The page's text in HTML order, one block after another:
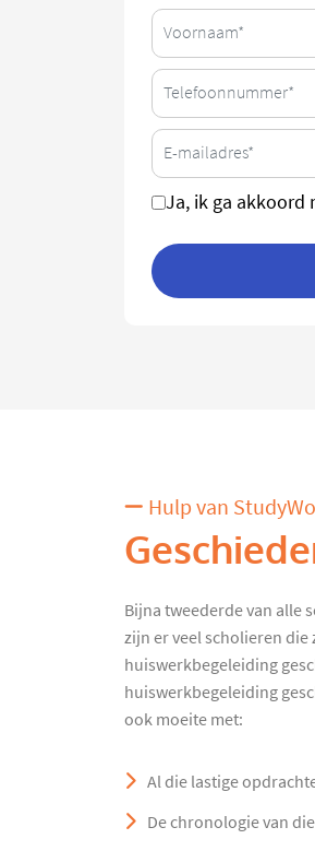
Ja, ik ga akkoord
Hulp van
Bijna tweederde van alle
zijn er veel scholieren
huiswerkbegeleiding
huiswerkbegeleiding
ook moeite met:
Al die lastige
De chronologie van